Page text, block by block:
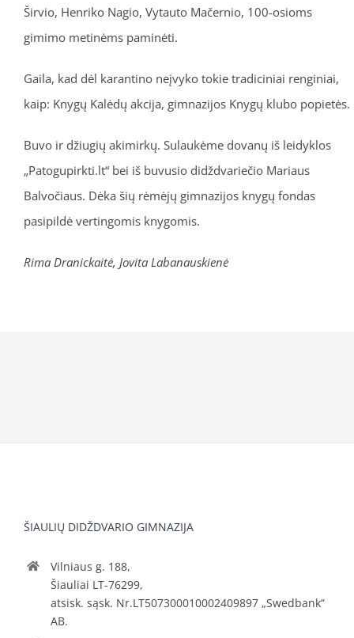
Širvio, Henriko Nagio, Vytauto Mačernio, 100-osioms
gimimo metinėms paminėti.
Gaila, kad dėl karantino neįvyko tokie tradiciniai renginiai,
kaip: Knygų Kalėdų akcija, gimnazijos Knygų klubo popietės.
Buvo ir džiugių akimirkų. Sulaukėme dovanų iš leidyklos
„Patogupirkti.lt“ bei iš buvusio didždvariečio Mariaus
Balvočiaus. Dėka šių rėmėjų gimnazijos knygų fondas
pasipildė vertingomis knygomis.
Rima Dranickaitė, Jovita Labanauskienė
ŠIAULIŲ DIDŽDVARIO GIMNAZIJA
Vilniaus g. 188,
Šiauliai LT-76299,
atsisk. sąsk. Nr.LT507300010002409897 „Swedbank“
AB.